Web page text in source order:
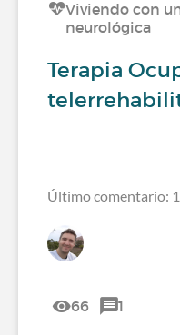
Viviendo con
neurológica
Terapia
Último comentario:
66 1